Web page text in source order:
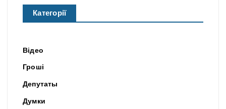
Категорії
Відео
Гроші
Депутаты
Думки